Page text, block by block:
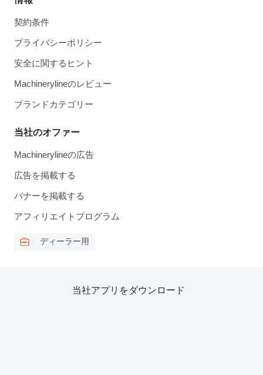
契約条件
プライバシーポリシー
安全に関するヒント
Machinerylineのレビュー
ブランドカテゴリー
当社のオファー
Machinerylineの広告
広告を掲載する
バナーを掲載する
アフィリエイトプログラム
ディーラー用
当社アプリをダウンロード